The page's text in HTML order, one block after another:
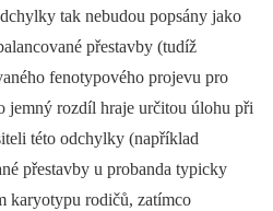
tak nebudou popsány jako
přestavby (tudíž
fenotypového projevu pro
jemný rozdíl hraje určitou úlohu při
této odchylky (například
přestavby u probanda typicky
karyotypu rodičů, zatímco